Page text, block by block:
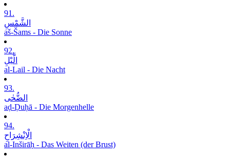
91.
الشَّمْسِ
aš-Šams - Die Sonne
92.
الَّیْلِ
al-Lail - Die Nacht
93.
الضُّحٰی
aḍ-Ḍuḥā - Die Morgenhelle
94.
الْاِنْشِرَاحِ
al-Inširāḥ - Das Weiten (der Brust)